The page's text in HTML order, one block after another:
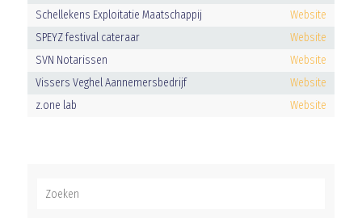
Schellekens Exploitatie Maatschappij
Website
SPEYZ festival cateraar
Website
SVN Notarissen
Website
Vissers Veghel Aannemersbedrijf
Website
z.one lab
Website